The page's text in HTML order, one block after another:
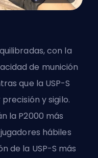
con la
de munición
que la USP-S
y sigilo.
la P2000 más
hábiles
de la USP-S más